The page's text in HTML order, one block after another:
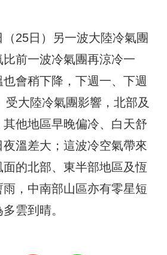
25日）另一波大陸冷氣團
前一波冷氣團再涼冷一
會稍下降，下週一、下週
受大陸冷氣團影響，北部及
他地區早晚偏冷、白天舒
溫差大；這波冷空氣帶來
的北部、東半部地區及恆
，中南部山區亦有零星短
雲到晴。